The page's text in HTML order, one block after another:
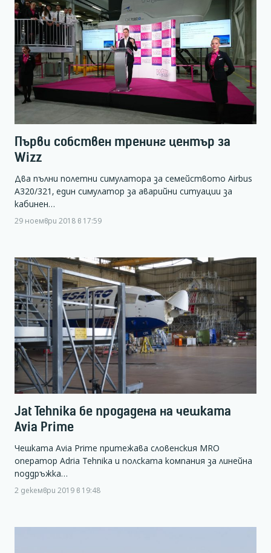
Първи собствен тренинг център за
Wizz
Два пълни полетни симулатора за семейството Airbus
A320/321, един симулатор за аварийни ситуации за
кабинен…
29 ноември 2018 в 17:59
Jat Tehnika бе продадена на чешката
Avia Prime
Чешката Avia Prime притежава словенския MRO
оператор Adria Tehnika и полската компания за линейна
поддръжка…
2 декември 2019 в 19:48